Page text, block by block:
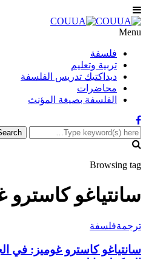
Menu
فلسفة
تربية وتعليم
ديداكتيك تدريس الفلسفة
محاضرات
الفلسفة بصيغة المؤنث
Browsing tag
سانتياغو كاسترو
ترجمةفلسفة
سانتياغو كاسترو غوميز: في